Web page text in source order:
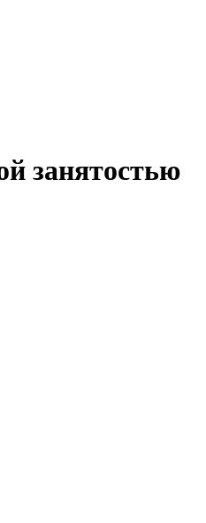
занятостью